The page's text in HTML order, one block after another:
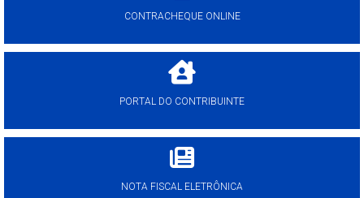
CONTRACHEQUE ONLINE
PORTAL DO CONTRIBUINTE
NOTA FISCAL ELETRÔNICA